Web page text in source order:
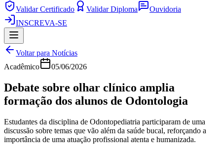
Validar Certificado
Validar Diploma
Ouvidoria
INSCREVA-SE
Voltar para Notícias
Acadêmico
05/06/2026
Debate sobre olhar clínico amplia
formação dos alunos de Odontologia
Estudantes da disciplina de Odontopediatria participaram de uma
discussão sobre temas que vão além da saúde bucal, reforçando a
importância de uma atuação profissional atenta e humanizada.